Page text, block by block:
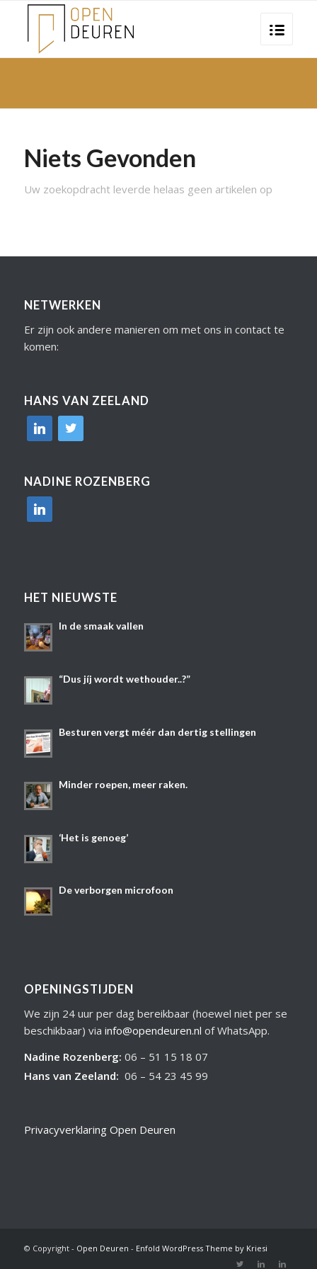
Niets Gevonden
Uw zoekopdracht leverde helaas geen artikelen op
NETWERKEN
Er zijn ook andere manieren om met ons in contact te
komen:
HANS VAN ZEELAND
linkedin
twitter
NADINE ROZENBERG
linkedin
HET NIEUWSTE
In de smaak vallen
“Dus jíj wordt wethouder..?”
Besturen vergt méér dan dertig stellingen
Minder roepen, meer raken.
‘Het is genoeg’
De verborgen microfoon
OPENINGSTIJDEN
We zijn 24 uur per dag bereikbaar (hoewel niet per se
beschikbaar) via info@opendeuren.nl of WhatsApp.
Nadine Rozenberg: 06 – 51 15 18 07
Hans van Zeeland: 06 – 54 23 45 99
Privacyverklaring Open Deuren
© Copyright - Open Deuren - Enfold WordPress Theme by Kriesi